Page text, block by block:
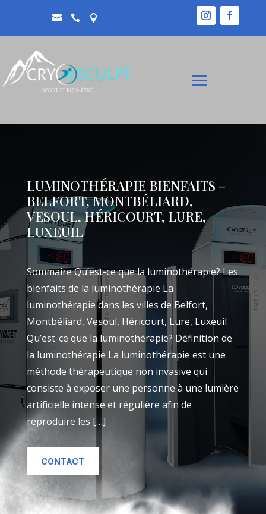
  
LUMINOTHÉRAPIE BIENFAITS –
BELFORT, MONTBÉLIARD,
VESOUL, HÉRICOURT, LURE,
LUXEUIL
Sommaire Qu’est-ce que la luminothérapie? Les
bienfaits de la luminothérapie La
luminothérapie dans les villes de Belfort,
Montbéliard, Vesoul, Héricourt, Lure, Luxeuil
Qu’est-ce que la luminothérapie? Définition de
la luminothérapie La luminothérapie est une
méthode thérapeutique non invasive qui
consiste à exposer une personne à une lumière
artificielle intense et régulière afin de
reproduire les […]
CONTACT